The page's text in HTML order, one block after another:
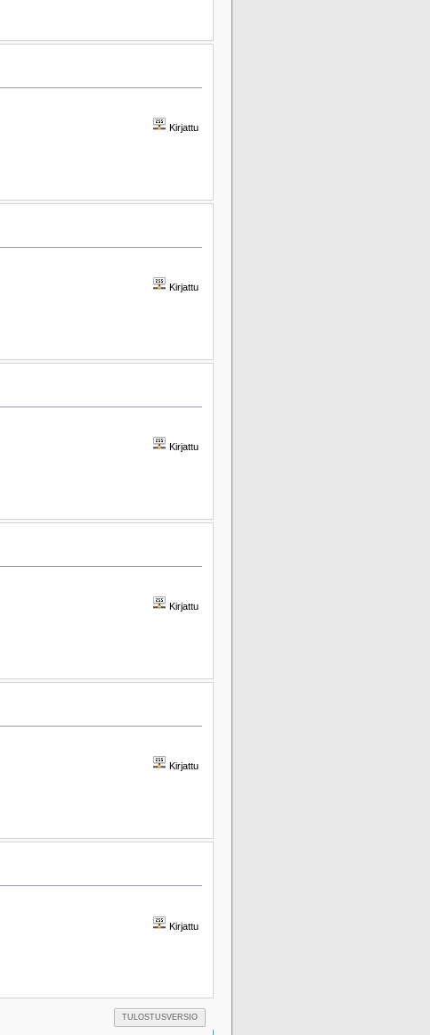
Kirjattu
Kirjattu
Kirjattu
Kirjattu
Kirjattu
Kirjattu
TULOSTUSVERSIO